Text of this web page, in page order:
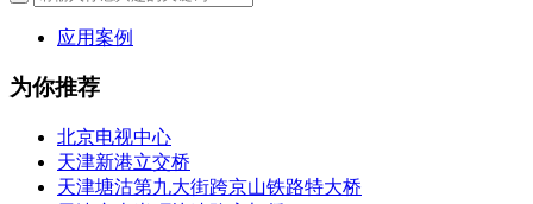
应用案例
为你推荐
北京电视中心
天津新港立交桥
天津塘沽第九大街跨京山铁路特大桥